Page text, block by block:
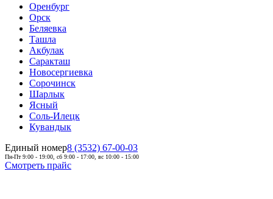
Оренбург
Орск
Беляевка
Ташла
Акбулак
Саракташ
Новосергиевка
Сорочинск
Шарлык
Ясный
Соль-Илецк
Кувандык
Единый номер8 (3532) 67-00-03
Пн-Пт 9:00 - 19:00, сб 9:00 - 17:00, вс 10:00 - 15:00
Смотреть прайс